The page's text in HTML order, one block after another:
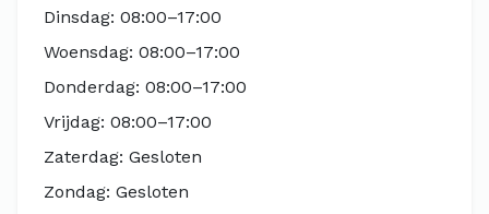
Dinsdag: 08:00–17:00
Woensdag: 08:00–17:00
Donderdag: 08:00–17:00
Vrijdag: 08:00–17:00
Zaterdag: Gesloten
Zondag: Gesloten